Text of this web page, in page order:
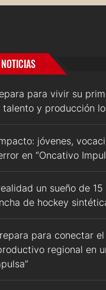
para vivir su
talento y producción
jóvenes,
en “Oncativo
un sueño de 15
de hockey
para conectar
regional en